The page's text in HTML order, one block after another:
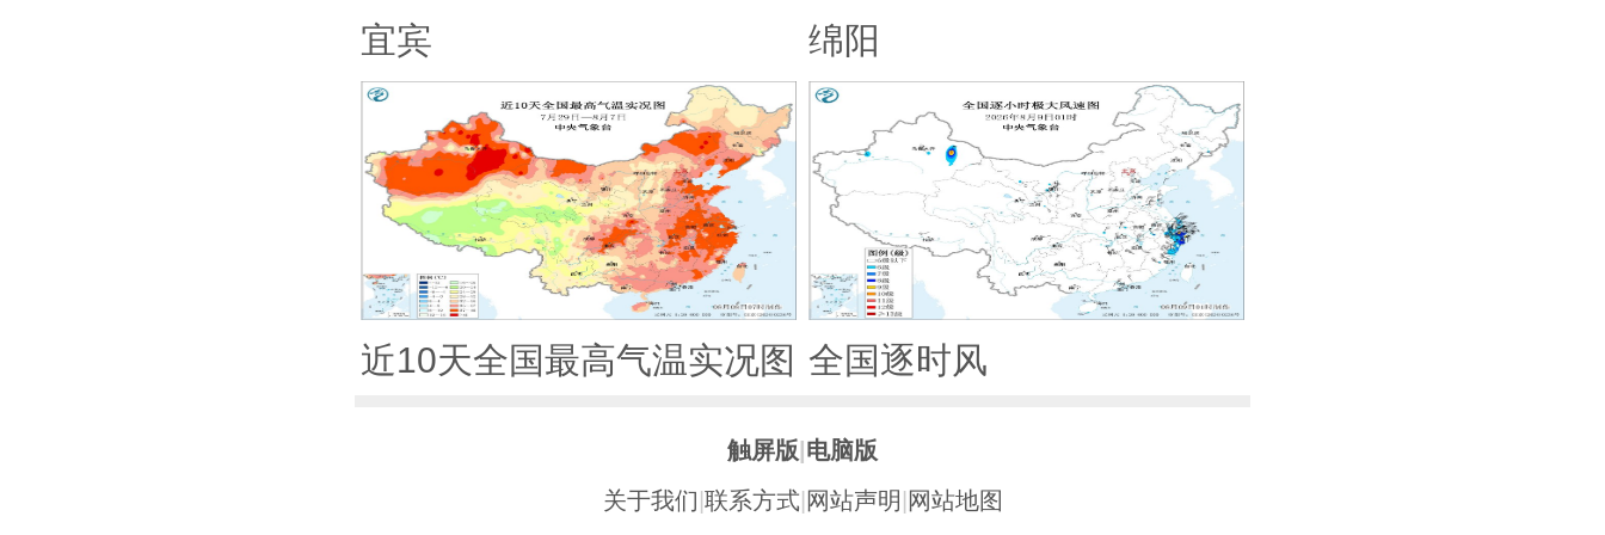
宜宾 绵阳
近10天全国最高气温实况图 全国逐时风
触屏版 电脑版
关于我们 联系方式| 网站声明 网站地图